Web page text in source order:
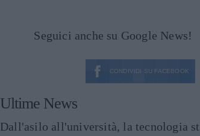
Seguici anche su Google News!
CONDIVIDI SU FACEBOOK
Ultime News
Dall'asilo all'università, la tecnologia